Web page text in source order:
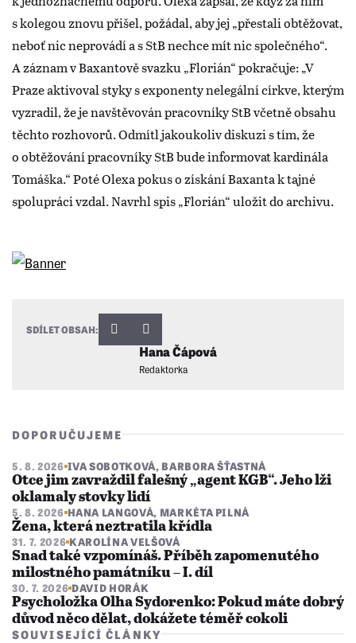
s kolegou znovu přišel, požádal, aby jej „přestali obtěžovat,
neboť nic neprovádí a s StB nechce mít nic společného“.
A záznam v Baxantově svazku „Florián“ pokračuje: „V
Praze aktivoval styky s exponenty nelegální církve, kterým
vyzradil, že je navštěvován pracovníky StB včetně obsahu
těchto rozhovorů. Odmítl jakoukoliv diskuzi s tím, že
o obtěžování pracovníky StB bude informovat kardinála
Tomáška.“ Poté Olexa pokus o získání Baxanta k tajné
spolupráci vzdal. Navrhl spis „Florián“ uložit do archivu.
Hana Čápová
Redaktorka
SDÍLET OBSAH:
DOPORUČUJEME
5. 8. 2026 IVA SOBOTKOVÁ, BARBORA ŠŤASTNÁ
Otce jim zavraždil falešný „agent KGB“. Jeho lži
oklamaly stovky lidí
5. 8. 2026 HANA LANGOVÁ, MARKÉTA PILNÁ
Žena, která neztratila křídla
31. 7. 2026 KAROLÍNA VELŠOVÁ
Snad také vzpomínáš. Příběh zapomenutého
milostného památníku – I. díl
30. 7. 2026 DAVID HORÁK
Psycholožka Olha Sydorenko: Pokud máte dobrý
důvod něco dělat, dokážete téměř cokoli
SOUVISEJÍCÍ ČLÁNKY